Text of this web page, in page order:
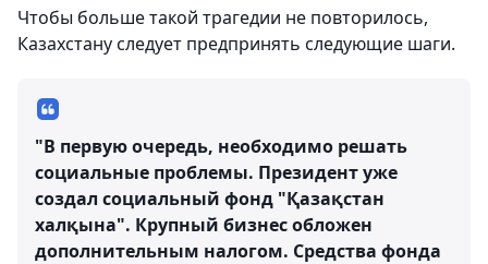
Чтобы больше такой трагедии не повторилось,
Казахстану следует предпринять следующие шаги.
"В первую очередь, необходимо решать
социальные проблемы. Президент уже
создал социальный фонд "Қазақстан
халқына". Крупный бизнес обложен
дополнительным налогом. Средства фонда